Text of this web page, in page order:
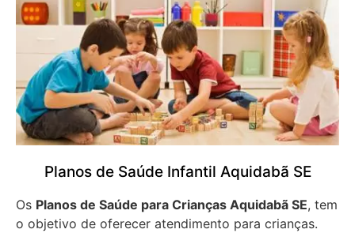
Planos de Saúde Infantil Aquidabã SE
Os Planos de Saúde para Crianças Aquidabã SE, tem
o objetivo de oferecer atendimento para crianças.